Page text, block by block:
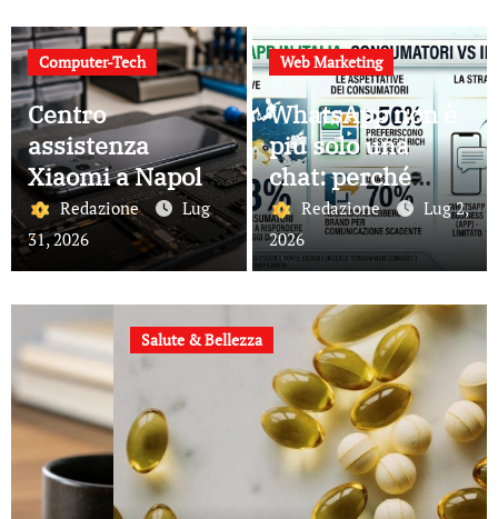
Computer-Tech
Centro
assistenza
Xiaomi a Napoli:
guida ai servizi
disponibili
Redazione
Lug
31, 2026
Web Marketing
WhatsApp non è
più solo una
chat: perché
sempre più
aziende lo
scelgono per
parlare con i
clienti
Redazione
Lug 2,
2026
Salute & Bellezza